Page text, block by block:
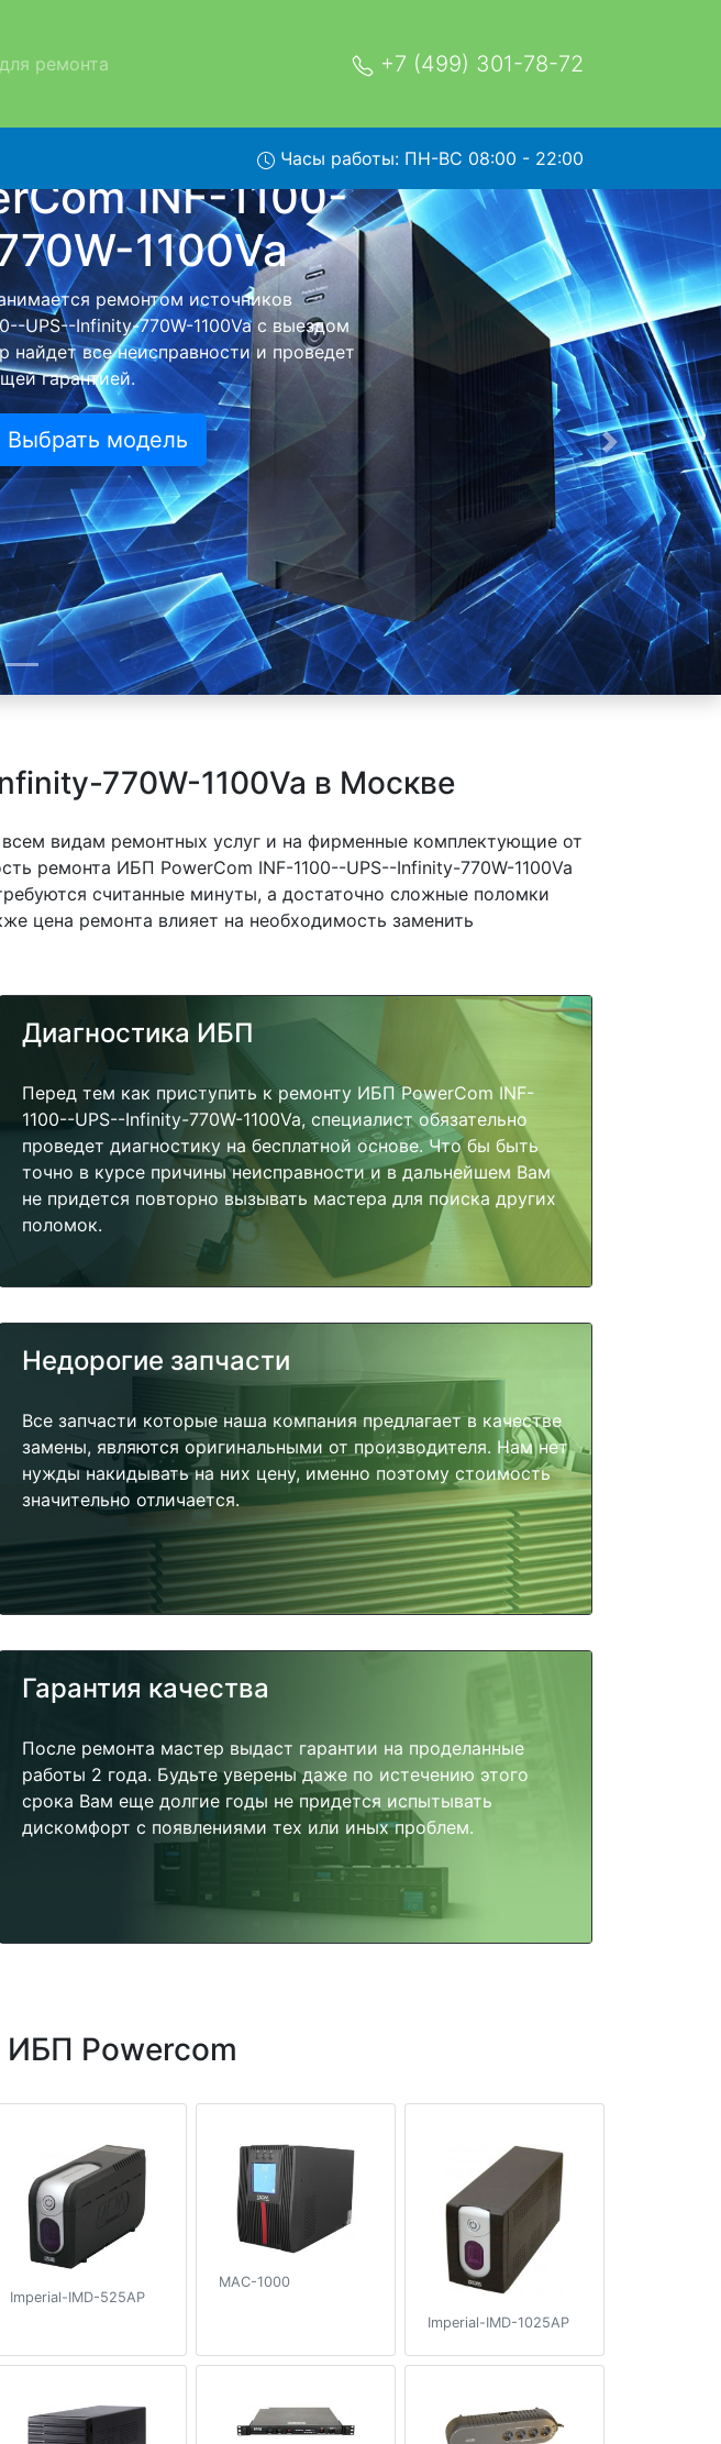
ремонта +7 (499) 301-78-72
Часы работы: ПН-ВС 08:00 - 22:00
INF-1100--UPS--
вывозом в сервис
770W-1100Va с вывозом в сервисный
услуги, специалист заберет Ваш
Оговоренная стоимость ремонта
видеотехники обратно.
Выбрать модель
Следующая
770W-1100Va в Москве
видам ремонтных услуг и на фирменные комплектующие от
ремонта ИБП PowerCom INF-1100--UPS--Infinity-770W-1100Va
считанные минуты, а достаточно сложные поломки
цена ремонта влияет на необходимость заменить
Диагностика ИБП
Перед тем как приступить к ремонту ИБП PowerCom INF-
1100--UPS--Infinity-770W-1100Va, специалист обязательно
проведет диагностику на бесплатной основе. Что бы быть
точно в курсе причины неисправности и в дальнейшем Вам
не придется повторно вызывать мастера для поиска других
поломок.
Недорогие запчасти
Все запчасти которые наша компания предлагает в качестве
замены, являются оригинальными от производителя. Нам нет
нужды накидывать на них цену, именно поэтому стоимость
значительно отличается.
Гарантия качества
После ремонта мастер выдаст гарантии на проделанные
работы 2 года. Будьте уверены даже по истечению этого
срока Вам еще долгие годы не придется испытывать
дискомфорт с появлениями тех или иных проблем.
Powercom
Imperial-IMD-525AP
MAC-1000
Imperial-IMD-1025AP